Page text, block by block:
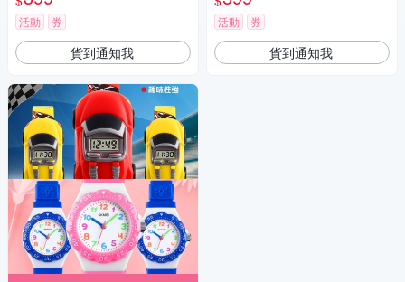
活動 券
貨到通知我
活動 券
貨到通知我